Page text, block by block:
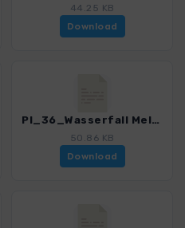
44.25 KB
Download
PI_36_Wasserfall Melissourgoi_4561_1.gpx
50.86 KB
Download